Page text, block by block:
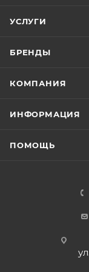
УСЛУГИ
БРЕНДЫ
КОМПАНИЯ
ИНФОРМАЦИЯ
ПОМОЩЬ